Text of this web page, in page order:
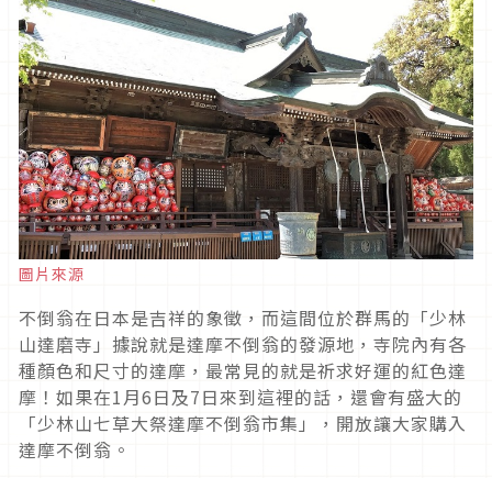
圖片來源
不倒翁在日本是吉祥的象徵，而這間位於群馬的「少林
山達磨寺」據說就是達摩不倒翁的發源地，寺院內有各
種顏色和尺寸的達摩，最常見的就是祈求好運的紅色達
摩！如果在1月6日及7日來到這裡的話，還會有盛大的
「少林山七草大祭達摩不倒翁市集」，開放讓大家購入
達摩不倒翁。